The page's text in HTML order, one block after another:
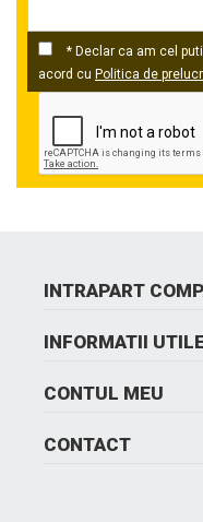
* Declar ca am cel
acord cu Politica de
INTRAPART
INFORMATII
CONTUL MEU
CONTACT